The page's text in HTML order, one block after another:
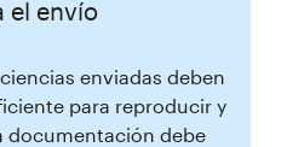
el envío
enviadas deben
para reproducir y
documentación debe